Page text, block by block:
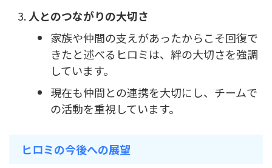
人とのつながりの大切さ
家族や仲間の支えがあったからこそ回復で
きたと述べるヒロミは、絆の大切さを強調
しています。
現在も仲間との連携を大切にし、チームで
の活動を重視しています。
ヒロミの今後への展望